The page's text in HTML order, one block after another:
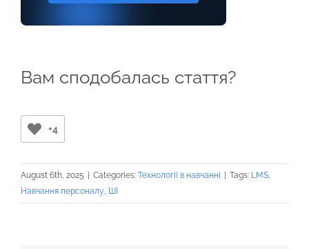
Вам сподобалась стаття?
+4
August 6th, 2025 | Categories: Технології в навчанні | Tags: LMS,
Навчання персоналу, ШІ